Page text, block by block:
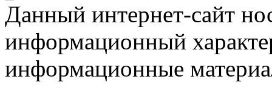
Данный интернет-сайт
информационный
информационные